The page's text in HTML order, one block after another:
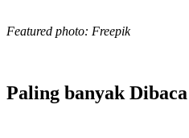
Featured photo: Freepik
Paling banyak Dibaca